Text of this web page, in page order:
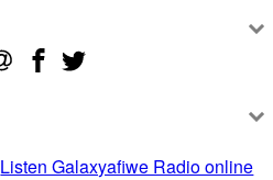
Listen Galaxyafiwe Radio online